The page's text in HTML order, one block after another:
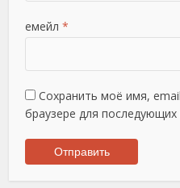
емейл *
Сохранить моё имя,
браузере для